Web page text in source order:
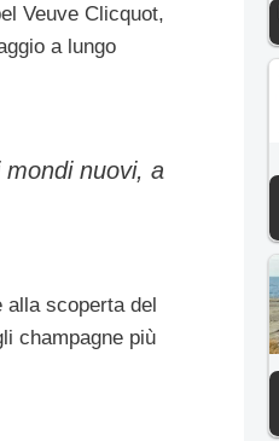
Veuve Clicquot,
a lungo
mondi nuovi, a
scoperta del
champagne più